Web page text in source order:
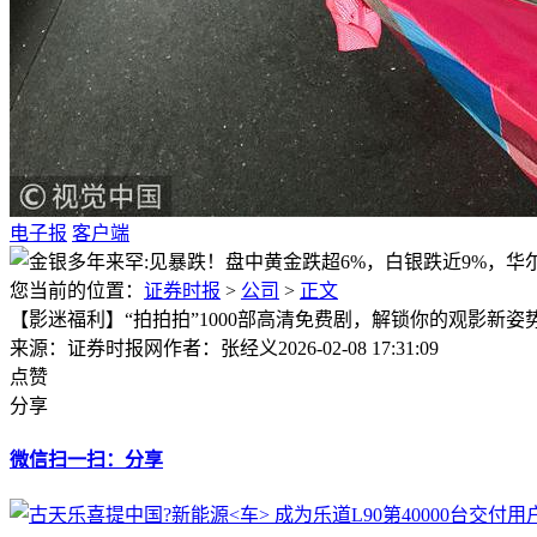
电子报 客户端
您当前的位置： 证券时报 > 公司 > 正文
【影迷福利】“拍拍拍”1000部高清免费剧，解锁你的观影新姿
来源：证券时报网作者：张经义2026-02-08 17:31:09
点赞
分享
微信扫一扫：分享